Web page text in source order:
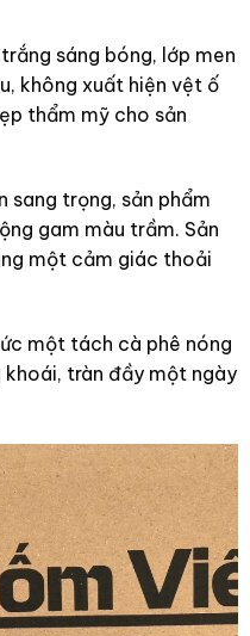
sáng bóng, lớp men
không xuất hiện vệt ố
thẩm mỹ cho sản
sang trọng, sản phẩm
gam màu trầm. Sản
một cảm giác thoải
một tách cà phê nóng
khoái, tràn đầy một ngày